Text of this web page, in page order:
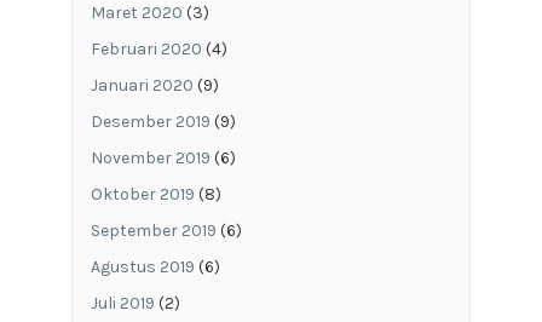
Maret 2020 (3)
Februari 2020 (4)
Januari 2020 (9)
Desember 2019 (9)
November 2019 (6)
Oktober 2019 (8)
September 2019 (6)
Agustus 2019 (6)
Juli 2019 (2)